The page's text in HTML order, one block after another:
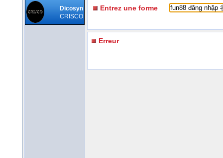
Dicosyn
CRISCO
Entrez une forme
Erreur